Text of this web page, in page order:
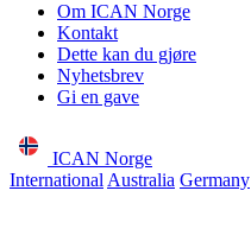
Om ICAN Norge
Kontakt
Dette kan du gjøre
Nyhetsbrev
Gi en gave
ICAN Norge
International Australia Germany